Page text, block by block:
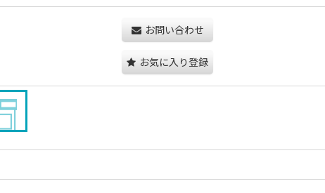
お問い合わせ
お気に入り登録